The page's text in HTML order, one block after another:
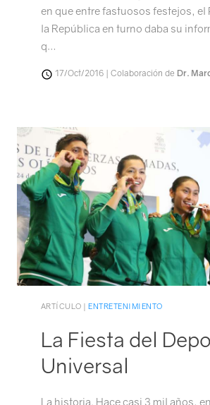
en que entre fastuosos festejos, el
la República en turno daba su
q…
17/Oct/2016 | Colaboración de Dr.
ARTÍCULO | ENTRETENIMIENTO
La Fiesta del
Universal
La historia. Hace casi 3 mil años,